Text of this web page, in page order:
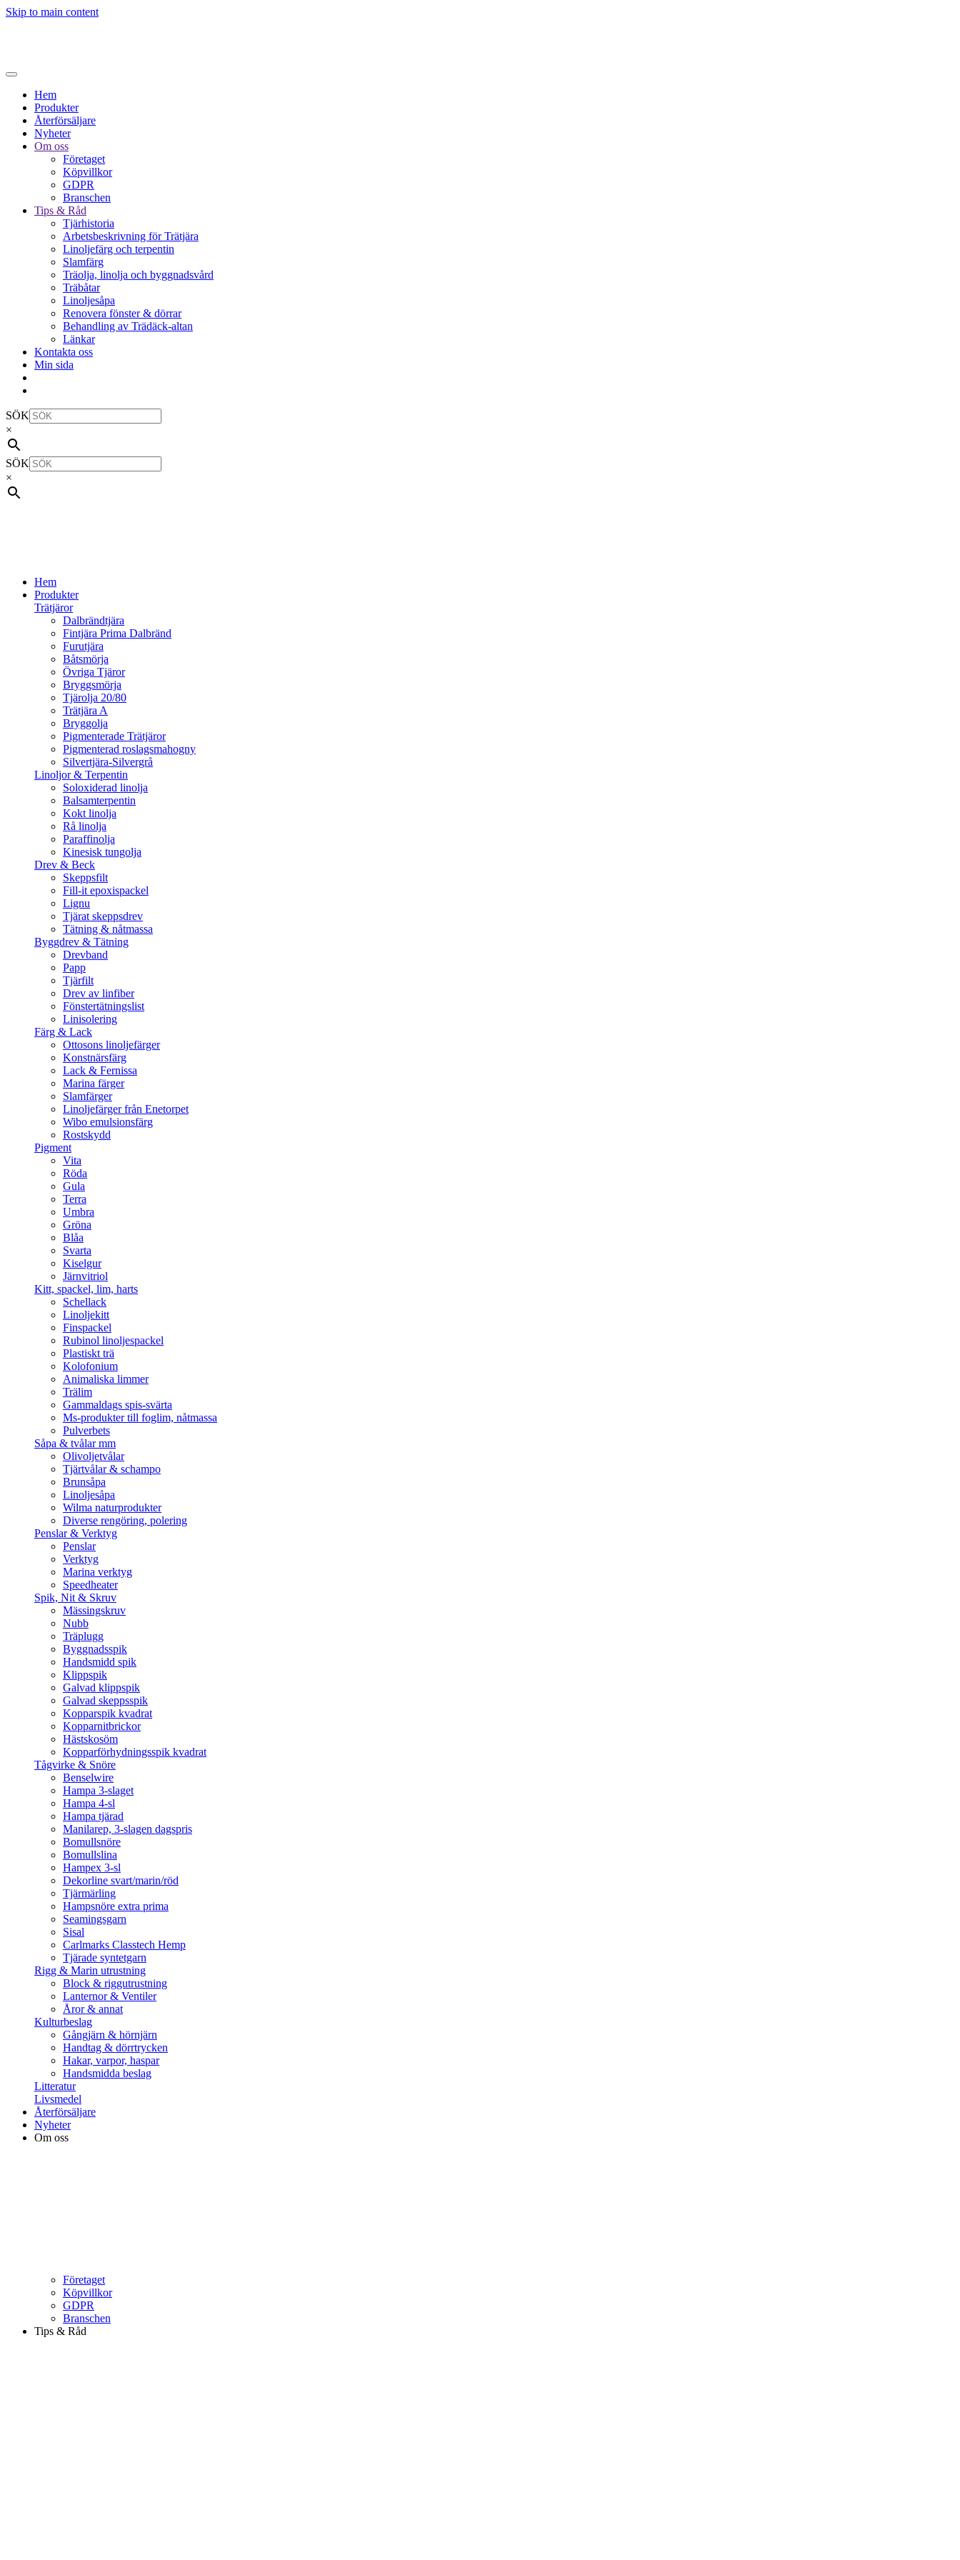
Skip to main content
Hem
Produkter
Återförsäljare
Nyheter
Om oss
Företaget
Köpvillkor
GDPR
Branschen
Tips & Råd
Tjärhistoria
Arbetsbeskrivning för Trätjära
Linoljefärg och terpentin
Slamfärg
Träolja, linolja och byggnadsvård
Träbåtar
Linoljesåpa
Renovera fönster & dörrar
Behandling av Trädäck-altan
Länkar
Kontakta oss
Min sida
SÖK
×
SÖK
×
Hem
Produkter
Trätjäror
Dalbrändtjära
Fintjära Prima Dalbränd
Furutjära
Båtsmörja
Övriga Tjäror
Bryggsmörja
Tjärolja 20/80
Trätjära A
Bryggolja
Pigmenterade Trätjäror
Pigmenterad roslagsmahogny
Silvertjära-Silvergrå
Linoljor & Terpentin
Soloxiderad linolja
Balsamterpentin
Kokt linolja
Rå linolja
Paraffinolja
Kinesisk tungolja
Drev & Beck
Skeppsfilt
Fill-it epoxispackel
Lignu
Tjärat skeppsdrev
Tätning & nåtmassa
Byggdrev & Tätning
Drevband
Papp
Tjärfilt
Drev av linfiber
Fönstertätningslist
Linisolering
Färg & Lack
Ottosons linoljefärger
Konstnärsfärg
Lack & Fernissa
Marina färger
Slamfärger
Linoljefärger från Enetorpet
Wibo emulsionsfärg
Rostskydd
Pigment
Vita
Röda
Gula
Terra
Umbra
Gröna
Blåa
Svarta
Kiselgur
Järnvitriol
Kitt, spackel, lim, harts
Schellack
Linoljekitt
Finspackel
Rubinol linoljespackel
Plastiskt trä
Kolofonium
Animaliska limmer
Trälim
Gammaldags spis-svärta
Ms-produkter till foglim, nåtmassa
Pulverbets
Såpa & tvålar mm
Olivoljetvålar
Tjärtvålar & schampo
Brunsåpa
Linoljesåpa
Wilma naturprodukter
Diverse rengöring, polering
Penslar & Verktyg
Penslar
Verktyg
Marina verktyg
Speedheater
Spik, Nit & Skruv
Mässingskruv
Nubb
Träplugg
Byggnadsspik
Handsmidd spik
Klippspik
Galvad klippspik
Galvad skeppsspik
Kopparspik kvadrat
Kopparnitbrickor
Hästskosöm
Kopparförhydningsspik kvadrat
Tågvirke & Snöre
Benselwire
Hampa 3-slaget
Hampa 4-sl
Hampa tjärad
Manilarep, 3-slagen dagspris
Bomullsnöre
Bomullslina
Hampex 3-sl
Dekorline svart/marin/röd
Tjärmärling
Hampsnöre extra prima
Seamingsgarn
Sisal
Carlmarks Classtech Hemp
Tjärade syntetgarn
Rigg & Marin utrustning
Block & riggutrustning
Lanternor & Ventiler
Åror & annat
Kulturbeslag
Gångjärn & hörnjärn
Handtag & dörrtrycken
Hakar, varpor, haspar
Handsmidda beslag
Litteratur
Livsmedel
Återförsäljare
Nyheter
Om oss
Företaget
Köpvillkor
GDPR
Branschen
Tips & Råd